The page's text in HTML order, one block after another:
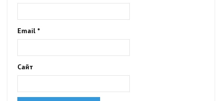
Email *
Сайт